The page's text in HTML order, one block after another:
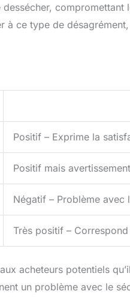
à ce type de
Positif – Exprime la
Positif mais
Négatif – Problème avec
Très positif – Correspond
acheteurs potentiels
un problème avec le